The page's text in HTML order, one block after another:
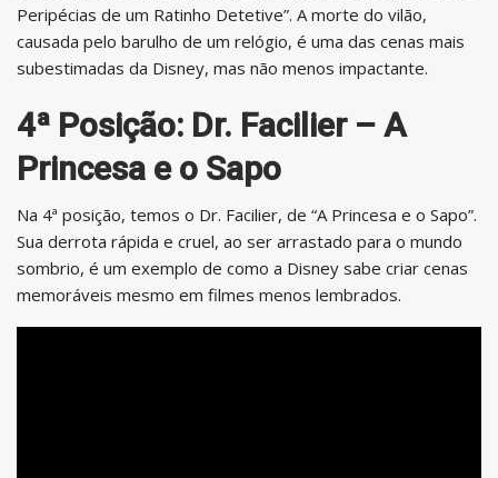
Peripécias de um Ratinho Detetive”. A morte do vilão,
causada pelo barulho de um relógio, é uma das cenas mais
subestimadas da Disney, mas não menos impactante.
4ª Posição: Dr. Facilier – A
Princesa e o Sapo
Na 4ª posição, temos o Dr. Facilier, de “A Princesa e o Sapo”.
Sua derrota rápida e cruel, ao ser arrastado para o mundo
sombrio, é um exemplo de como a Disney sabe criar cenas
memoráveis ​​mesmo em filmes menos lembrados.